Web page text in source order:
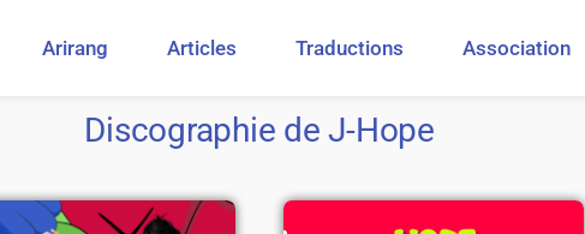
Arirang Articles Traductions Association
Discographie de J-Hope